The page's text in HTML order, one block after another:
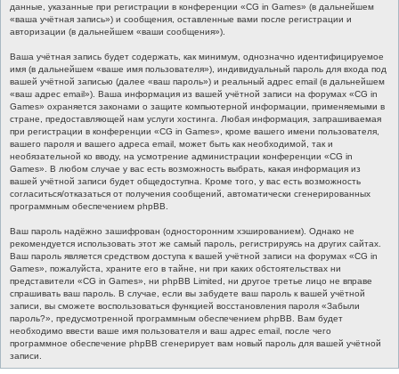
данные, указанные при регистрации в конференции «CG in Games» (в дальнейшем
«ваша учётная запись») и сообщения, оставленные вами после регистрации и
авторизации (в дальнейшем «ваши сообщения»).
Ваша учётная запись будет содержать, как минимум, однозначно идентифицируемое
имя (в дальнейшем «ваше имя пользователя»), индивидуальный пароль для входа под
вашей учётной записью (далее «ваш пароль») и реальный адрес email (в дальнейшем
«ваш адрес email»). Ваша информация из вашей учётной записи на форумах «CG in
Games» охраняется законами о защите компьютерной информации, применяемыми в
стране, предоставляющей нам услуги хостинга. Любая информация, запрашиваемая
при регистрации в конференции «CG in Games», кроме вашего имени пользователя,
вашего пароля и вашего адреса email, может быть как необходимой, так и
необязательной ко вводу, на усмотрение администрации конференции «CG in
Games». В любом случае у вас есть возможность выбрать, какая информация из
вашей учётной записи будет общедоступна. Кроме того, у вас есть возможность
согласиться/отказаться от получения сообщений, автоматически сгенерированных
программным обеспечением phpBB.
Ваш пароль надёжно зашифрован (односторонним хэшированием). Однако не
рекомендуется использовать этот же самый пароль, регистрируясь на других сайтах.
Ваш пароль является средством доступа к вашей учётной записи на форумах «CG in
Games», пожалуйста, храните его в тайне, ни при каких обстоятельствах ни
представители «CG in Games», ни phpBB Limited, ни другое третье лицо не вправе
спрашивать ваш пароль. В случае, если вы забудете ваш пароль к вашей учётной
записи, вы сможете воспользоваться функцией восстановления пароля «Забыли
пароль?», предусмотренной программным обеспечением phpBB. Вам будет
необходимо ввести ваше имя пользователя и ваш адрес email, после чего
программное обеспечение phpBB сгенерирует вам новый пароль для вашей учётной
записи.